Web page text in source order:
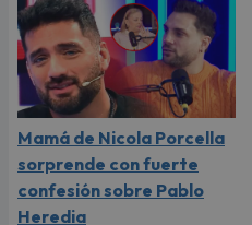
Mamá de Nicola Porcella
sorprende con fuerte
confesión sobre Pablo
Heredia